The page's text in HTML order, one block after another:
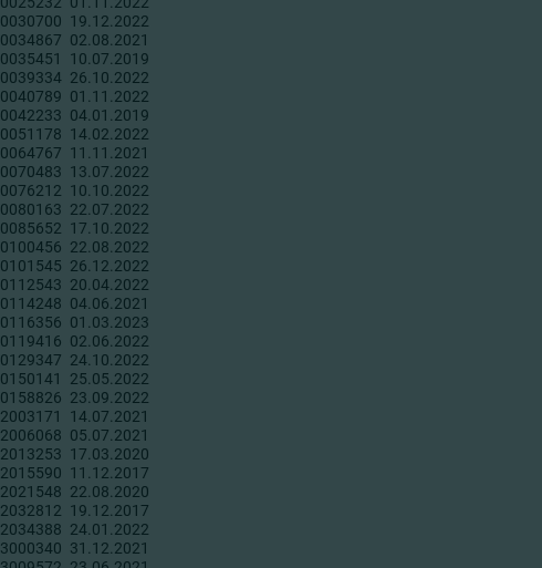
19.12.2022
02.08.2021
10.07.2019
26.10.2022
01.11.2022
04.01.2019
14.02.2022
11.11.2021
13.07.2022
10.10.2022
22.07.2022
17.10.2022
22.08.2022
26.12.2022
20.04.2022
04.06.2021
01.03.2023
02.06.2022
24.10.2022
25.05.2022
23.09.2022
14.07.2021
05.07.2021
17.03.2020
11.12.2017
22.08.2020
19.12.2017
24.01.2022
31.12.2021